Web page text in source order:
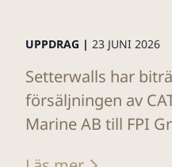
UPPDRAG | 23 JUNI 2026
Setterwalls har
försäljningen av
Marine AB till FPI